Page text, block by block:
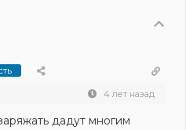
4 лет назад
дадут многим